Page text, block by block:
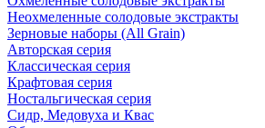
Неохмеленные солодовые экстракты
Зерновые наборы (All Grain)
Авторская серия
Классическая серия
Крафтовая серия
Ностальгическая серия
Сидр, Медовуха и Квас